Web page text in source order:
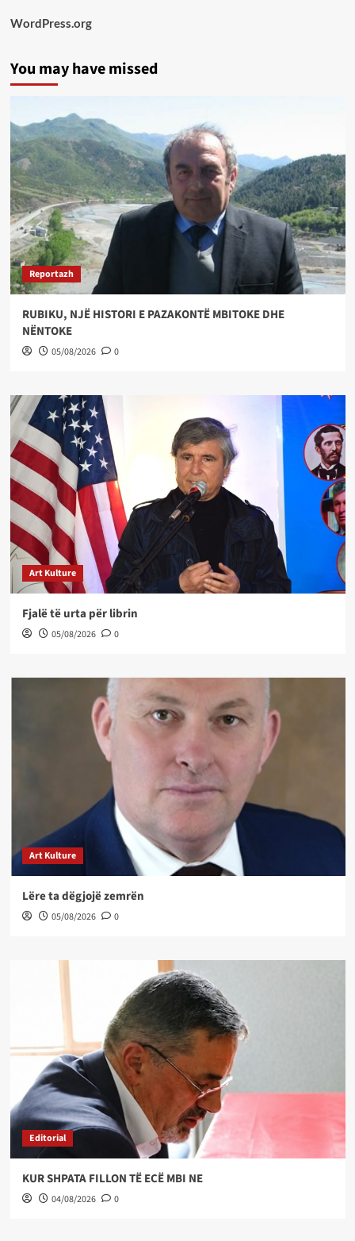
WordPress.org
You may have missed
Reportazh
RUBIKU, NJË HISTORI E PAZAKONTË MBITOKE DHE
NËNTOKE
05/08/2026 0
Art Kulture
Fjalë të urta për librin
05/08/2026 0
Art Kulture
Lëre ta dëgjojë zemrën
05/08/2026 0
Editorial
KUR SHPATA FILLON TË ECË MBI NE
04/08/2026 0